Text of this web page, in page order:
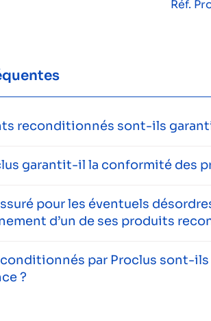
Réf.
reconditionnés sont-ils
garantit-il la conformité des
pour les éventuels
d’un de ses produits
par Proclus sont-
?